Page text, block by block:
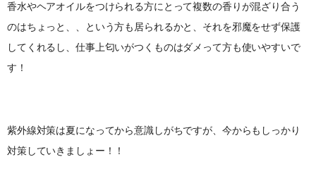
香水やヘアオイルをつけられる方にとって複数の香りが混ざり合う
のはちょっと、、という方も居られるかと、それを邪魔をせず保護
してくれるし、仕事上匂いがつくものはダメって方も使いやすいで
す！
紫外線対策は夏になってから意識しがちですが、今からもしっかり
対策していきましょー！！